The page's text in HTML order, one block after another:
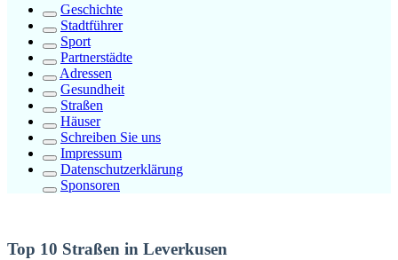
Geschichte
Stadtführer
Sport
Partnerstädte
Adressen
Gesundheit
Straßen
Häuser
Schreiben Sie uns
Impressum
Datenschutzerklärung
Sponsoren
Top 10 Straßen in Leverkusen